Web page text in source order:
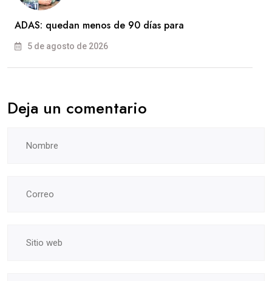
ADAS: quedan menos de 90 días para
5 de agosto de 2026
Deja un comentario